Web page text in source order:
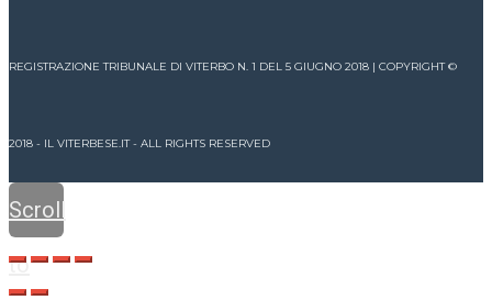
REGISTRAZIONE TRIBUNALE DI VITERBO N. 1 DEL 5 GIUGNO 2018 | COPYRIGHT ©
2018 - IL VITERBESE.IT - ALL RIGHTS RESERVED
Scroll
to